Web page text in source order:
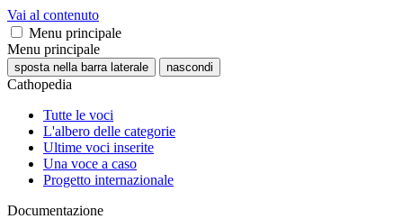
Vai al contenuto
Menu principale
Menu principale
sposta nella barra laterale nascondi
Cathopedia
Tutte le voci
L'albero delle categorie
Ultime voci inserite
Una voce a caso
Progetto internazionale
Documentazione